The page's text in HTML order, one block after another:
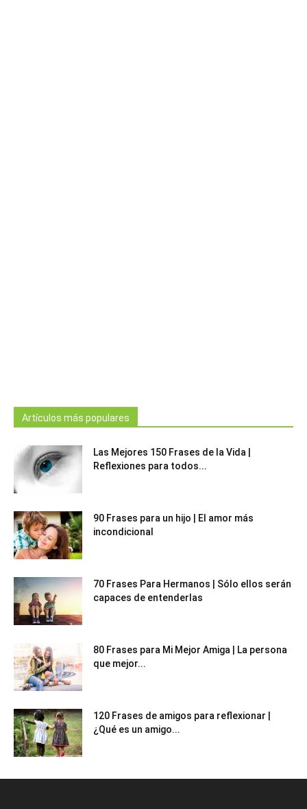
Artículos más populares
Las Mejores 150 Frases de la Vida |
Reflexiones para todos...
90 Frases para un hijo | El amor más
incondicional
70 Frases Para Hermanos | Sólo ellos serán
capaces de entenderlas
80 Frases para Mi Mejor Amiga | La persona
que mejor...
120 Frases de amigos para reflexionar |
¿Qué es un amigo...